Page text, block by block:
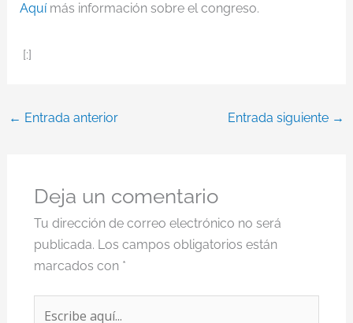
Aquí más información sobre el congreso.
[:]
← Entrada anterior Entrada siguiente →
Deja un comentario
Tu dirección de correo electrónico no será
publicada. Los campos obligatorios están
marcados con *